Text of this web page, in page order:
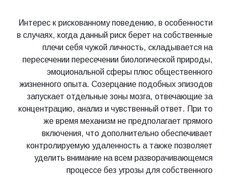
Интерес к рискованному поведению, в особенности
в случаях, когда данный риск берет на собственные
плечи себя чужой личность, складывается на
пересечении пересечении биологической природы,
эмоциональной сферы плюс общественного
жизненного опыта. Созерцание подобных эпизодов
запускает отдельные зоны мозга, отвечающие за
концентрацию, анализ и чувственный ответ. При то
же время механизм не предполагает прямого
включения, что дополнительно обеспечивает
контролируемую удаленность а также позволяет
уделить внимание на всем разворачивающемся
процессе без угрозы для собственного